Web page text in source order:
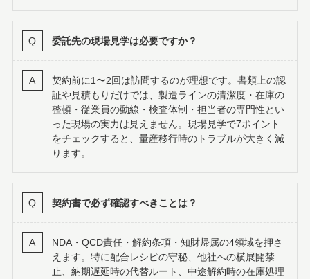
委託先の現場見学は必要ですか？
契約前に1〜2回は訪問するのが理想です。書類上の認
証や見積もりだけでは、製造ラインの清潔度・在庫の
整頓・従業員の動線・検査体制・担当者の専門性とい
った現場の実力は見えません。現場見学で7ポイント
をチェックすると、量産移行時のトラブルが大きく減
ります。
契約書で必ず確認すべきことは？
NDA・QCD責任・解約条項・知財帰属の4領域を押さ
えます。特に配合レシピの守秘、他社への横展開禁
止、納期遅延時の代替ルート、中途解約時の在庫処理